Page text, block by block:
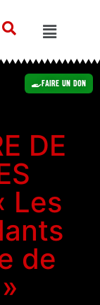
Faire un Don
DE
Les
de